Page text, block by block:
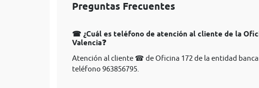
Preguntas Frecuentes
☎ ¿Cuál es teléfono de atención al cliente de la
Valencia❓
Atención al cliente ☎ de Oficina 172 de la entidad
teléfono 963856795.